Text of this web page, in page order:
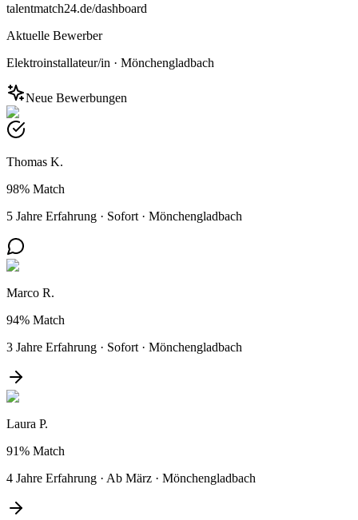
talentmatch24.de/dashboard
Aktuelle Bewerber
Elektroinstallateur/in · Mönchengladbach
Neue Bewerbungen
Thomas K.
98% Match
5 Jahre Erfahrung · Sofort · Mönchengladbach
Marco R.
94% Match
3 Jahre Erfahrung · Sofort · Mönchengladbach
Laura P.
91% Match
4 Jahre Erfahrung · Ab März · Mönchengladbach